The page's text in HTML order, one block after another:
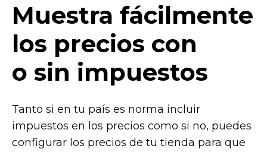
Muestra fácilmente
los precios con
o sin impuestos
Tanto si en tu país es norma incluir
impuestos en los precios como si no, puedes
configurar los precios de tu tienda para que